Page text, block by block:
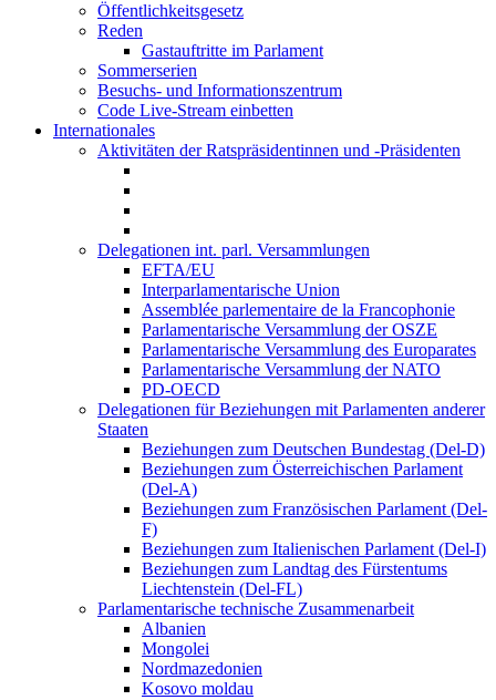
Öffentlichkeitsgesetz
Reden
Gastauftritte im Parlament
Sommerserien
Besuchs- und Informationszentrum
Code Live-Stream einbetten
Internationales
Aktivitäten der Ratspräsidentinnen und -Präsidenten
Delegationen int. parl. Versammlungen
EFTA/EU
Interparlamentarische Union
Assemblée parlementaire de la Francophonie
Parlamentarische Versammlung der OSZE
Parlamentarische Versammlung des Europarates
Parlamentarische Versammlung der NATO
PD-OECD
Delegationen für Beziehungen mit Parlamenten anderer
Staaten
Beziehungen zum Deutschen Bundestag (Del-D)
Beziehungen zum Österreichischen Parlament
(Del-A)
Beziehungen zum Französischen Parlament (Del-
F)
Beziehungen zum Italienischen Parlament (Del-I)
Beziehungen zum Landtag des Fürstentums
Liechtenstein (Del-FL)
Parlamentarische technische Zusammenarbeit
Albanien
Mongolei
Nordmazedonien
Kosovo moldau